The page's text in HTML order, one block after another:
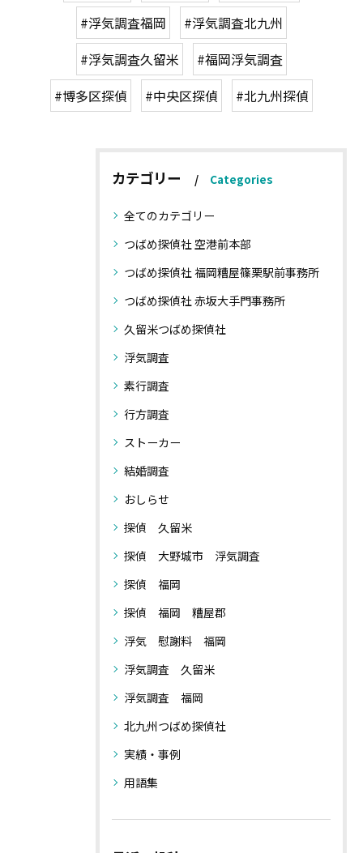
#浮気調査福岡
#浮気調査北九州
#浮気調査久留米
#福岡浮気調査
#博多区探偵
#中央区探偵 #北九州探偵
カテゴリー Categories
全てのカテゴリー
つばめ探偵社 空港前本部
つばめ探偵社 福岡糟屋篠栗駅前事務所
つばめ探偵社 赤坂大手門事務所
久留米つばめ探偵社
浮気調査
素行調査
行方調査
ストーカー
結婚調査
おしらせ
探偵 久留米
探偵 大野城市 浮気調査
探偵 福岡
探偵 福岡 糟屋郡
浮気 慰謝料 福岡
浮気調査 久留米
浮気調査 福岡
北九州つばめ探偵社
実績・事例
用語集